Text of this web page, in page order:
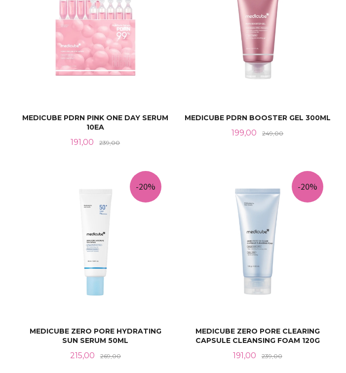
MEDICUBE PDRN PINK ONE DAY SERUM
10EA
Tilbud
191,00 239,00Rabatt
MEDICUBE PDRN BOOSTER GEL 300ML
Tilbud
199,00 249,00Rabatt
MEDICUBE ZERO PORE HYDRATING
SUN SERUM 50ML
Tilbud
215,00 269,00Rabatt
-20%
MEDICUBE ZERO PORE CLEARING
CAPSULE CLEANSING FOAM 120G
Tilbud
191,00 239,00Rabatt
-20%